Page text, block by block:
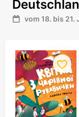
vom 18. bis 21.